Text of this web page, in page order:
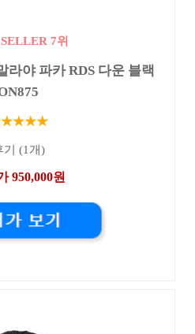
7위
라야 파카 RDS 다운 블랙
기 (1개)
950,000원